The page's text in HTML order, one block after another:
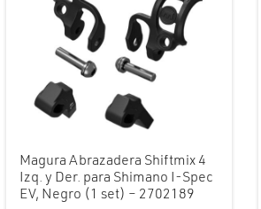
Magura Abrazadera Shiftmix 4
Izq. y Der. para Shimano I-Spec
EV, Negro (1 set) – 2702189